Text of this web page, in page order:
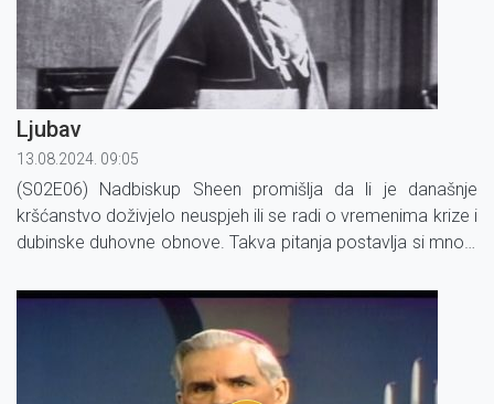
Ljubav
13.08.2024. 09:05
(S02E06) Nadbiskup Sheen promišlja da li je današnje
kršćanstvo doživjelo neuspjeh ili se radi o vremenima krize i
dubinske duhovne obnove. Takva pitanja postavlja si mnogi
emisiji.